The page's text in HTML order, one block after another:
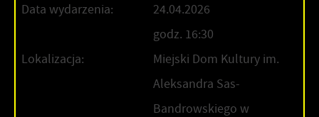
Data wydarzenia:
24.04.2026
godz. 16:30
Lokalizacja:
Miejski Dom Kultury im.
Aleksandra Sas-
Bandrowskiego w